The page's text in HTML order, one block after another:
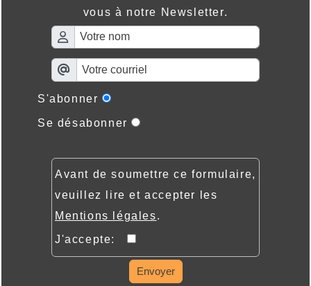
vous à notre Newsletter.
S'abonner
Se désabonner
Avant de soumettre ce formulaire,
veuillez lire et accepter les
Mentions légales.
J'accepte:
Envoyer